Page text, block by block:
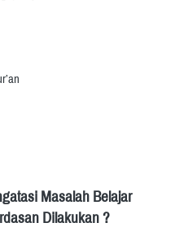
Masalah Belajar
Dilakukan ?